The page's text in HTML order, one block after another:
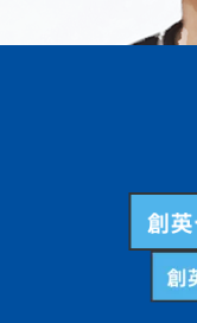
勉強の仕方がわかってき
別の塾に通っていた時は
創英の先生たちはすごく
そもそも勉強が苦手でし